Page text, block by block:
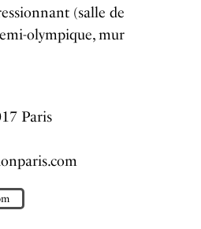
(salle de
olympique, mur
Paris